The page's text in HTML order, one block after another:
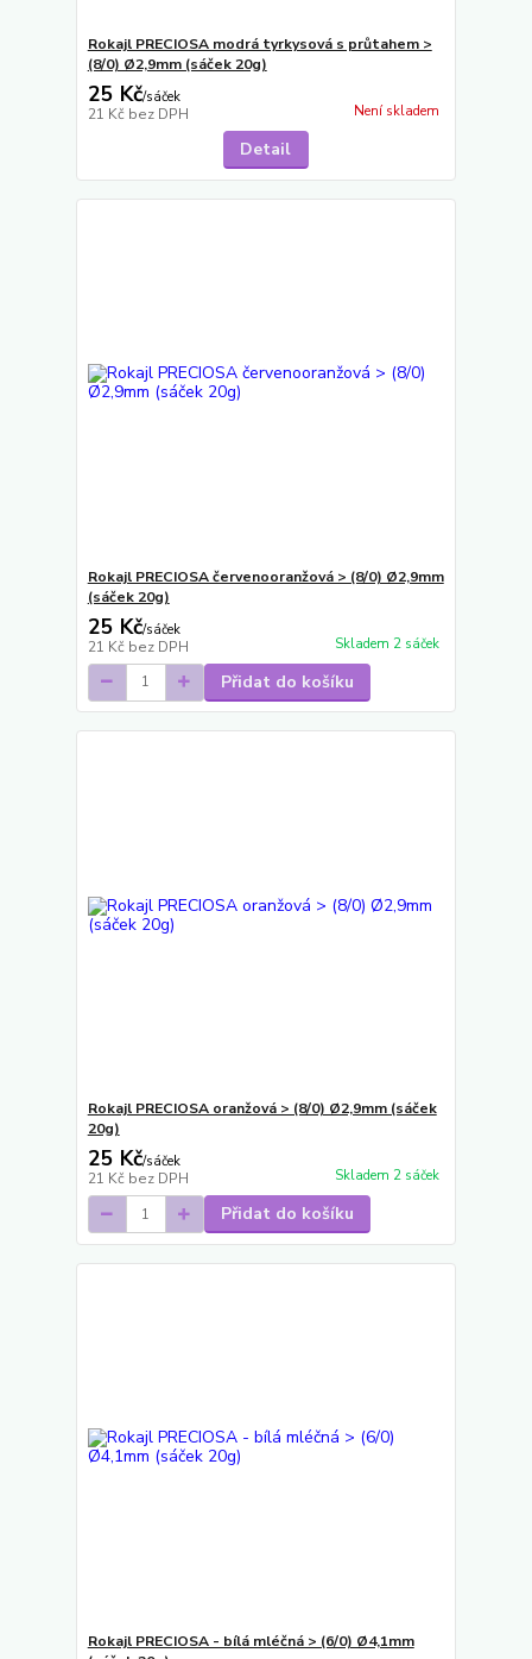
Rokajl PRECIOSA modrá tyrkysová s průtahem >
(8/0) Ø2,9mm (sáček 20g)
25 Kč/sáček
21 Kč bez DPH Není skladem
Detail
Rokajl PRECIOSA červenooranžová > (8/0) Ø2,9mm
(sáček 20g)
25 Kč/sáček
21 Kč bez DPH Skladem 2 sáček
Přidat do košíku
Rokajl PRECIOSA oranžová > (8/0) Ø2,9mm (sáček
20g)
25 Kč/sáček
21 Kč bez DPH Skladem 2 sáček
Přidat do košíku
Rokajl PRECIOSA - bílá mléčná > (6/0) Ø4,1mm